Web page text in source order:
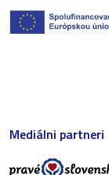
Mediálni partneri